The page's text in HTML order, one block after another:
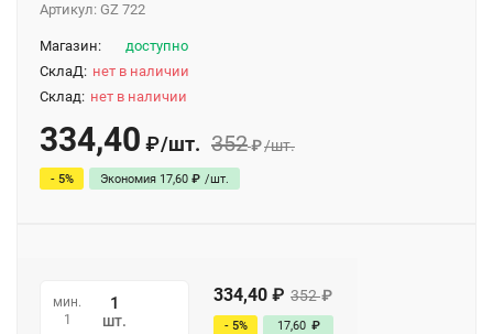
Артикул: GZ 722
Магазин:
доступно
СклаД: нет в наличии
Склад: нет в наличии
334,40 ₽/шт. 352₽/шт.
- 5% Экономия 17,60 ₽ /шт.
мин.
1
шт.
334,40 ₽ 352 ₽
- 5% 17,60 ₽